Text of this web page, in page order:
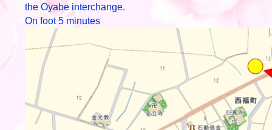
the Oyabe interchange.
On foot 5 minutes